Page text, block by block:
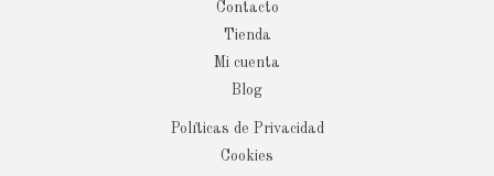
Contacto
Tienda
Mi cuenta
Blog
Políticas de Privacidad
Cookies